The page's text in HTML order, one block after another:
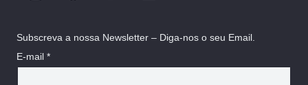
Subscreva a nossa Newsletter – Diga-nos o seu Email.
E-mail *